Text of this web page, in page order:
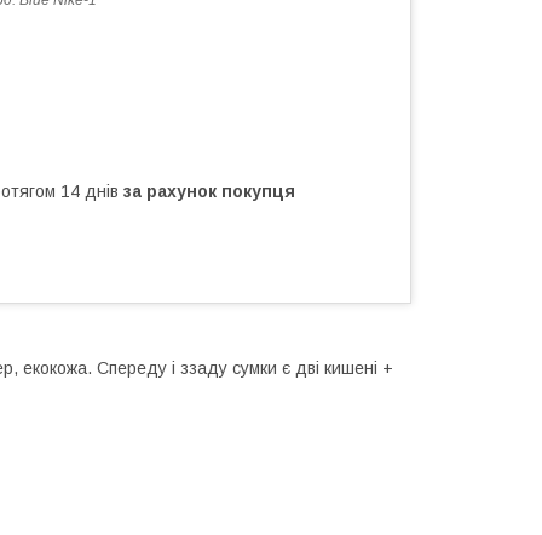
14 днів за рахунок покупця
екокожа. Спереду і ззаду сумки є дві кишені +